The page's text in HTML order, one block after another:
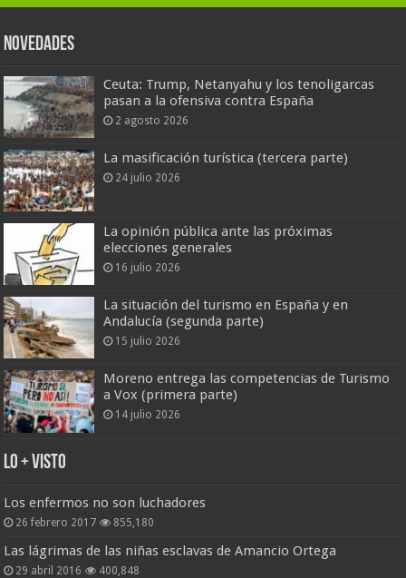
Novedades
Ceuta: Trump, Netanyahu y los tenoligarcas
pasan a la ofensiva contra España
2 agosto 2026
La masificación turística (tercera parte)
24 julio 2026
La opinión pública ante las próximas
elecciones generales
16 julio 2026
La situación del turismo en España y en
Andalucía (segunda parte)
15 julio 2026
Moreno entrega las competencias de Turismo
a Vox (primera parte)
14 julio 2026
Lo + Visto
Los enfermos no son luchadores
26 febrero 2017 855,180
Las lágrimas de las niñas esclavas de Amancio Ortega
29 abril 2016 400,848